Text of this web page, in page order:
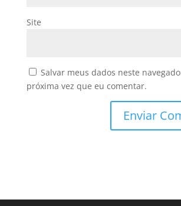
Site
Salvar meus dados neste
próxima vez que eu comentar.